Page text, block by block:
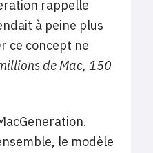
rappelle
à peine plus
ce concept ne
de Mac, 150
le modèle